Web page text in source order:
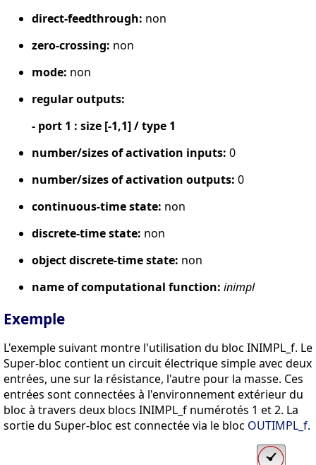
direct-feedthrough: non
zero-crossing: non
mode: non
regular outputs:
- port 1 : size [-1,1] / type 1
number/sizes of activation inputs: 0
number/sizes of activation outputs: 0
continuous-time state: non
discrete-time state: non
object discrete-time state: non
name of computational function: inimpl
Exemple
L'exemple suivant montre l'utilisation du bloc INIMPL_f. Le
Super-bloc contient un circuit électrique simple avec deux
entrées, une sur la résistance, l'autre pour la masse. Ces
entrées sont connectées à l'environnement extérieur du
bloc à travers deux blocs INIMPL_f numérotés 1 et 2. La
sortie du Super-bloc est connectée via le bloc OUTIMPL_f.